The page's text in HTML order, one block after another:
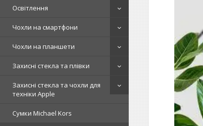
Освітлення
Чохли на смартфони
Чохли на планшети
Захисні стекла та плівки
Захисні стекла та чохли для
техніки Apple
Сумки Michael Kors